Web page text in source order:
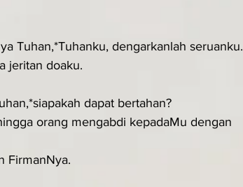
Tuhan,*Tuhanku, dengarkanlah seruanku.
jeritan doaku.
dapat bertahan?
orang mengabdi kepadaMu dengan
FirmanNya.